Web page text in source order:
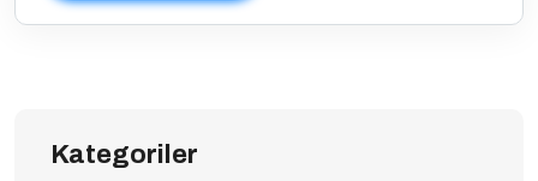
Kategoriler